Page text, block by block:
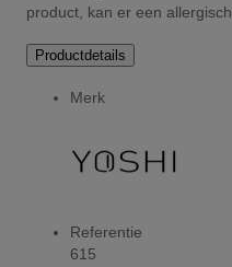
product, kan er een
Productdetails
Merk
Referentie
615